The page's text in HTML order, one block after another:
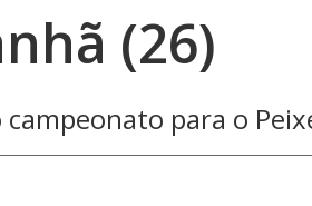
(26)
campeonato para o